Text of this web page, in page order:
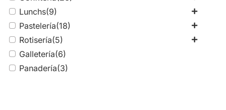
Lunchs(9)
Pastelería(18)
Rotisería(5)
Galletería(6)
Panadería(3)